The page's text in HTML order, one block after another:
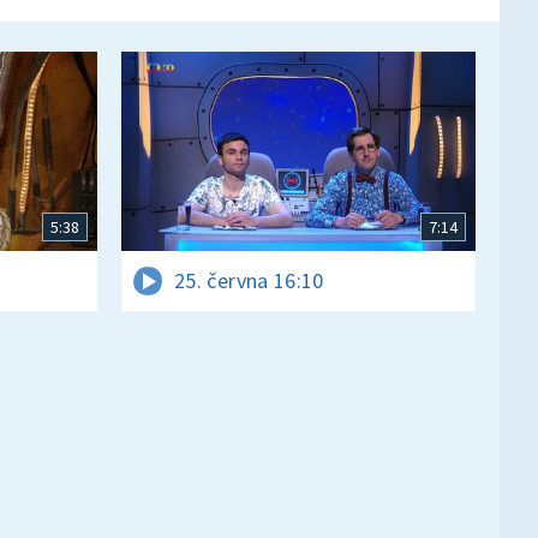
5:38 7:14
25. června 16:10